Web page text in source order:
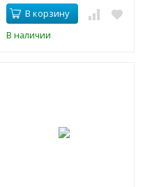
В корзину
В наличии